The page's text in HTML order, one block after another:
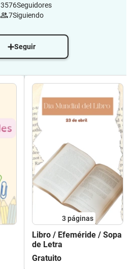
3576Seguidores
7Siguiendo
Seguir
3 páginas
Libro / Efeméride / Sopa
de Letra
Gratuito